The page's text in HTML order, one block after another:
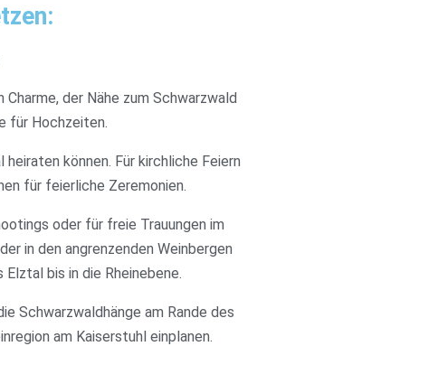
der Nähe zum Schwarzwald
für Hochzeiten.
können. Für kirchliche Feiern
für feierliche Zeremonien.
oder für freie Trauungen im
in den angrenzenden Weinbergen
bis in die Rheinebene.
Schwarzwaldhänge am Rande des
am Kaiserstuhl einplanen.